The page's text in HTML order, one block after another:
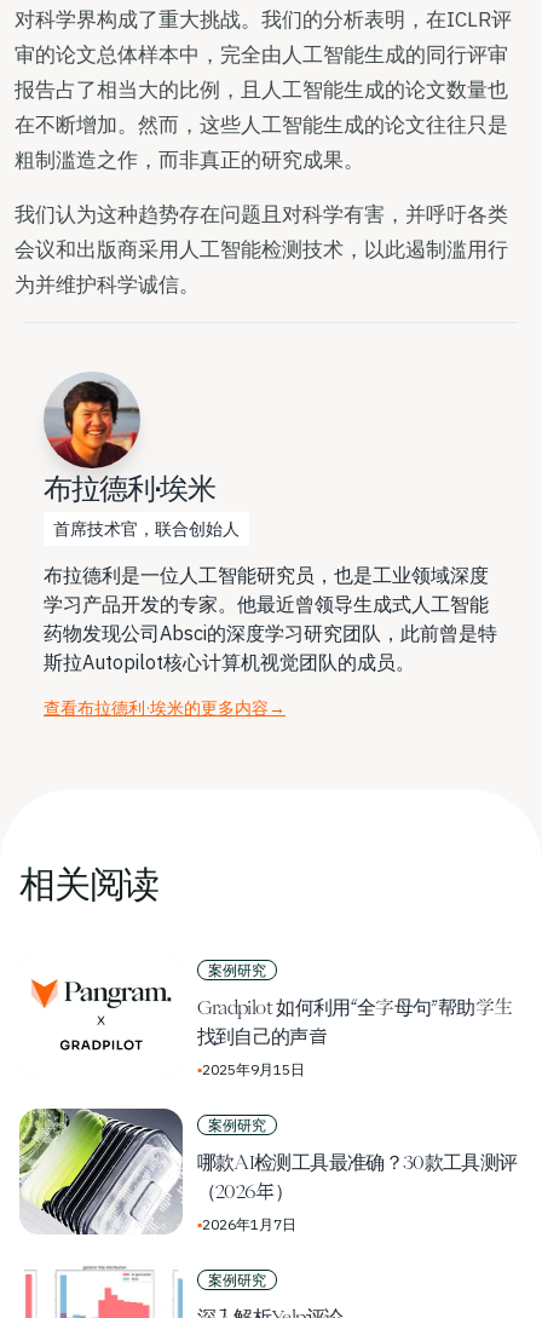
对科学界构成了重大挑战。我们的分析表明，在ICLR评
审的论文总体样本中，完全由人工智能生成的同行评审
报告占了相当大的比例，且人工智能生成的论文数量也
在不断增加。然而，这些人工智能生成的论文往往只是
粗制滥造之作，而非真正的研究成果。
我们认为这种趋势存在问题且对科学有害，并呼吁各类
会议和出版商采用人工智能检测技术，以此遏制滥用行
为并维护科学诚信。
布拉德利·埃米
首席技术官，联合创始人
布拉德利是一位人工智能研究员，也是工业领域深度
学习产品开发的专家。他最近曾领导生成式人工智能
药物发现公司Absci的深度学习研究团队，此前曾是特
斯拉Autopilot核心计算机视觉团队的成员。
查看布拉德利·埃米的更多内容→
相关阅读
案例研究
Gradpilot 如何利用“全字母句”帮助学生
找到自己的声音
▪2025年9月15日
案例研究
哪款AI检测工具最准确？30款工具测评
（2026年）
▪2026年1月7日
案例研究